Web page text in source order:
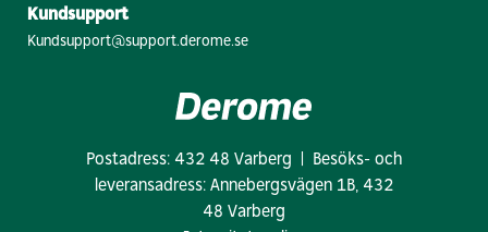
Kundsupport
Kundsupport@support.derome.se
Postadress: 432 48 Varberg | Besöks- och
leveransadress: Annebergsvägen 1B, 432
48 Varberg